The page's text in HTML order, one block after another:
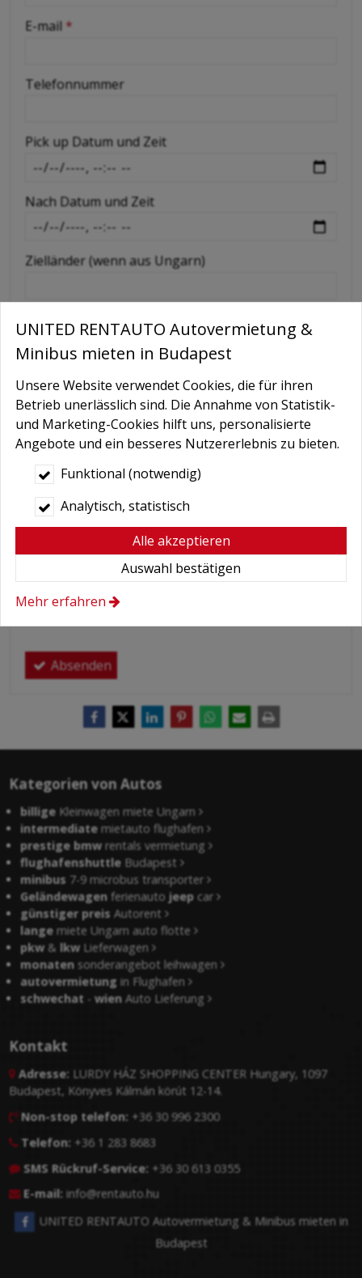
-
-
-
-
E-mail *
Telefonnummer
Pick up Datum und Zeit
Nach Datum und Zeit
Zielländer (wenn aus Ungarn)
Nachricht
Bedingungen*
Hiermit autorisiere ich die Behandlung
meiner persönlichen Daten.
Absenden
Kategorien von Autos
billige Kleinwagen miete Ungarn
intermediate mietauto flughafen
prestige bmwrentals vermietung
flughafenshuttle Budapest
minibus 7-9 microbus transporter
Geländewagen ferienautojeep car
günstiger preis Autorent
lange miete Ungarn auto flotte
pkw&lkwLieferwagen
monaten sonderangebot leihwagen
autovermietung in Flughafen
schwechat -wien Auto Lieferung
Kontakt
 Adresse: LURDY HÁZ SHOPPING CENTER Hungary, 1097
Budapest, Könyves Kálmán körút 12-14.
 Non-stop telefon: +36 30 996 2300
 Telefon: +36 1 283 8683
 SMS Rückruf-Service: +36 30 613 0355
 E-mail: info@rentauto.hu
UNITED RENTAUTO Autovermietung & Minibus mieten in
Budapest
UNITED RENTAUTO Autovermietung &
Minibus mieten in Budapest
Unsere Website verwendet Cookies, die für ihren
Betrieb unerlässlich sind. Die Annahme von Statistik-
und Marketing-Cookies hilft uns, personalisierte
Angebote und ein besseres Nutzererlebnis zu bieten.
Funktional (notwendig)
Analytisch, statistisch
Alle akzeptieren
Auswahl bestätigen
Mehr erfahren